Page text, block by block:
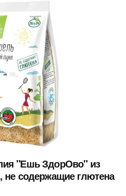
"Ешь ЗдорОво" из
не содержащие глютена